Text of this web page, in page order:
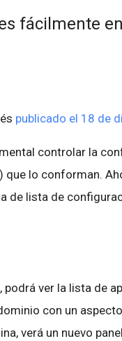
fácilmente
publicado el 18 de
controlar la
que lo conforman.
de lista de
podrá ver la lista de
con un
verá un nuevo